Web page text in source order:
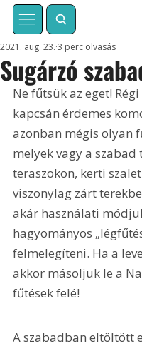
Sugárzó
2021. aug. 23. 3 perc olvasás
Ne fűtsük az eget!
kapcsán érdemes
azonban mégis olyan
melyek vagy a
teraszokon, kerti
viszonylag zárt
akár használati
hagyományos
felmelegíteni. Ha a
akkor másoljuk le a
fűtések felé!
A szabadban eltöltött